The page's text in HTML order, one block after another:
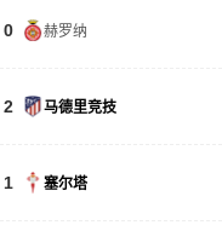
赫罗纳
马德里竞技
塞尔塔